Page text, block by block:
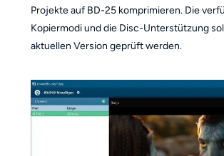
Projekte auf BD-25 komprimieren. Die
Kopiermodi und die Disc-Unterstützung
aktuellen Version geprüft werden.